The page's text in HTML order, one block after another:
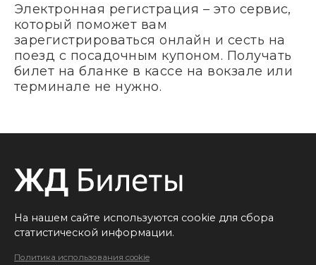
Электронная регистрация – это сервис,
который поможет вам
зарегистрироваться онлайн и сесть на
поезд с посадочным купоном. Получать
билет на бланке в кассе на вокзале или
терминале не нужно.
На нашем сайте используются cookie для сбора
статистической информации.
Политика использования cookie